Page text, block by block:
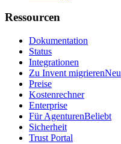
Ressourcen
Dokumentation
Status
Integrationen
Zu Invent migrierenNeu
Preise
Kostenrechner
Enterprise
Für AgenturenBeliebt
Sicherheit
Trust Portal